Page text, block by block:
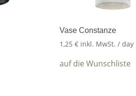
Vase Constanze
1,25 € inkl. MwSt. / day
auf die Wunschliste